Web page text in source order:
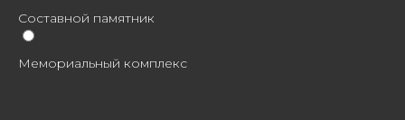
Составной памятник
Мемориальный комплекс